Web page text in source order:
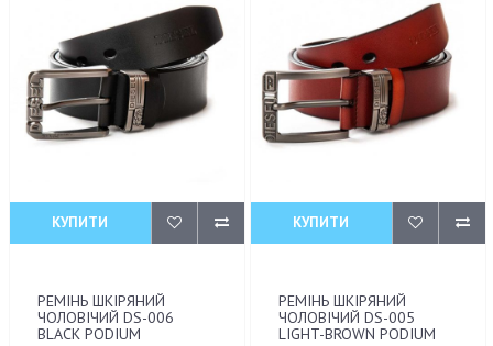
КУПИТИ
РЕМІНЬ ШКІРЯНИЙ
ЧОЛОВІЧИЙ DS-006
BLACK PODIUM
КУПИТИ
РЕМІНЬ ШКІРЯНИЙ
ЧОЛОВІЧИЙ DS-005
LIGHT-BROWN PODIUM